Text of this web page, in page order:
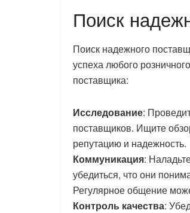
Поиск
Поиск надежного
успеха любого
поставщика:
Исследование:
поставщиков. Ищите
репутацию и надежность.
Коммуникация:
убедиться, что они
Регулярное общение
Контроль качества: